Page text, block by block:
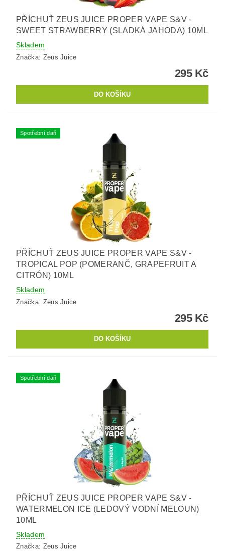
PŘÍCHUŤ ZEUS JUICE PROPER VAPE S&V -
SWEET STRAWBERRY (SLADKÁ JAHODA) 10ML
Skladem
Značka: Zeus Juice
295 Kč
Spotřební daň
PŘÍCHUŤ ZEUS JUICE PROPER VAPE S&V -
TROPICAL POP (POMERANČ, GRAPEFRUIT A
CITRÓN) 10ML
Skladem
Značka: Zeus Juice
295 Kč
Spotřební daň
PŘÍCHUŤ ZEUS JUICE PROPER VAPE S&V -
WATERMELON ICE (LEDOVÝ VODNÍ MELOUN)
10ML
Skladem
Značka: Zeus Juice